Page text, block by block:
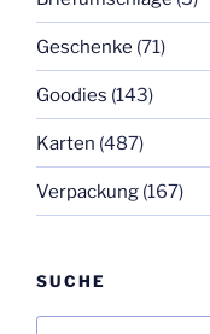
Geschenke (71)
Goodies (143)
Karten (487)
Verpackung (167)
SUCHE